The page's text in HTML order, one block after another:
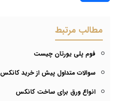
مطالب مرتبط
فوم پلی یورتان چیست
سوالات متداول پیش از خرید کانکس
انواع ورق برای ساخت کانکس